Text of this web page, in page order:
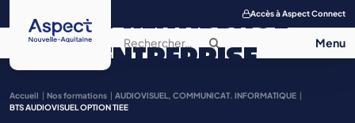
Accès à Aspect Connect
APPRENTISSAGE
ENTREPRISE
SALON DE
Accueil Nos formations
AUDIOVISUEL, COMMUNICAT. INFORMATIQUE
BTS AUDIOVISUEL OPTION TIEE